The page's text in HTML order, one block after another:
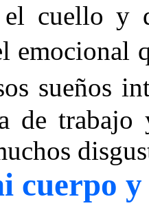
cuello y
emocional
sueños
de
cuerpo